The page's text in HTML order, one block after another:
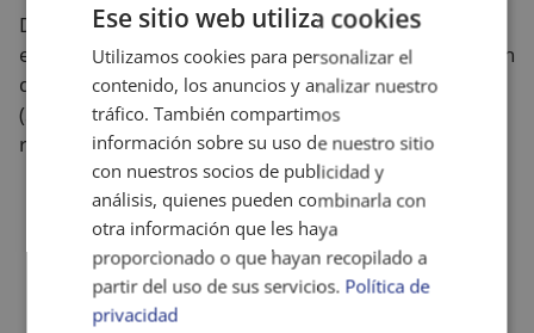
Dentro de este ámbito, los profesionales pueden
especializarse en diversas áreas como la optimización
de motores de búsqueda (SEO), la publicidad online
(SEM), la creación de contenidos o la gestión de las
redes sociales, entre otros.
Qué hay que estudiar: Grado en Marketing,
Comunicación o Periodismo. Posteriormente,
conviene realizar un Máster en Marketing
Digital.
Ese sitio web utiliza cookies
Utilizamos cookies para personalizar el
contenido, los anuncios y analizar nuestro
tráfico. También compartimos
información sobre su uso de nuestro sitio
con nuestros socios de publicidad y
análisis, quienes pueden combinarla con
otra información que les haya
proporcionado o que hayan recopilado a
partir del uso de sus servicios. Política de
privacidad